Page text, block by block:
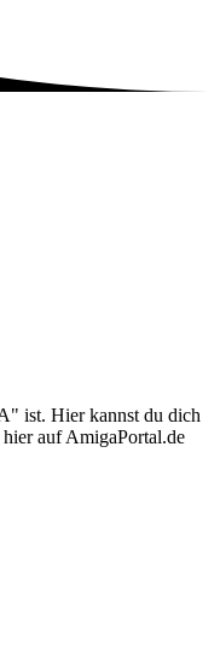
ist. Hier kannst du dich
auf AmigaPortal.de